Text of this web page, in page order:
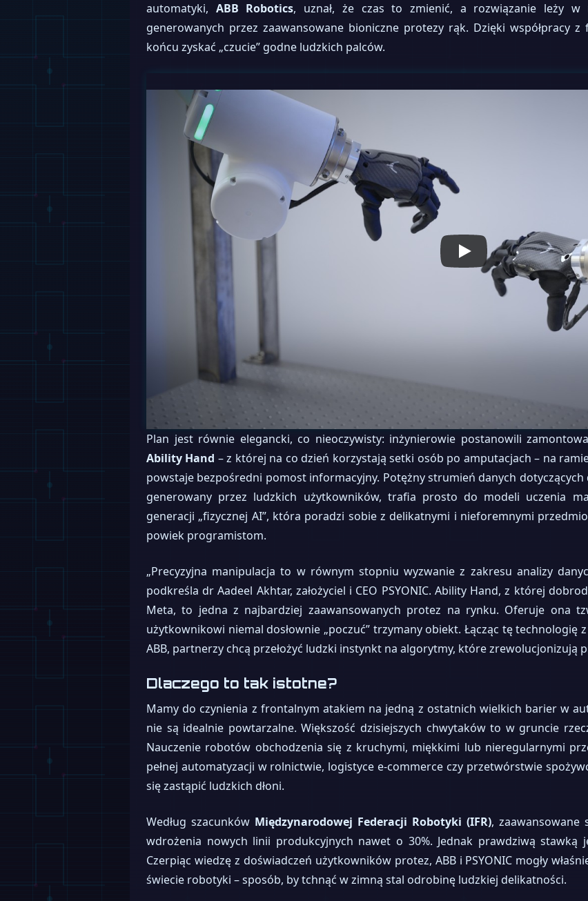
automatyki, ABB Robotics, uznał, że czas to zmienić, a rozwiązanie leży
generowanych przez zaawansowane bioniczne protezy rąk. Dzięki współpracy z
końcu zyskać „czucie” godne ludzkich palców.
Plan jest równie elegancki, co nieoczywisty: inżynierowie postanowili
Ability Hand – z której na co dzień korzystają setki osób po amputacjach – na
powstaje bezpośredni pomost informacyjny. Potężny strumień danych dotyczących
generowany przez ludzkich użytkowników, trafia prosto do modeli uczenia
generacji „fizycznej AI”, która poradzi sobie z delikatnymi i nieforemnymi
powiek programistom.
„Precyzyjna manipulacja to w równym stopniu wyzwanie z zakresu analizy
podkreśla dr Aadeel Akhtar, założyciel i CEO PSYONIC. Ability Hand, z której
Meta, to jedna z najbardziej zaawansowanych protez na rynku. Oferuje ona
użytkownikowi niemal dosłownie „poczuć” trzymany obiekt. Łącząc tę technologię
ABB, partnerzy chcą przełożyć ludzki instynkt na algorytmy, które zrewolucjonizują
Dlaczego to tak istotne?
Mamy do czynienia z frontalnym atakiem na jedną z ostatnich wielkich barier w
nie są idealnie powtarzalne. Większość dzisiejszych chwytaków to w gruncie
Nauczenie robotów obchodzenia się z kruchymi, miękkimi lub nieregularnymi
pełnej automatyzacji w rolnictwie, logistyce e-commerce czy przetwórstwie
się zastąpić ludzkich dłoni.
Według szacunków Międzynarodowej Federacji Robotyki (IFR), zaawansowane
wdrożenia nowych linii produkcyjnych nawet o 30%. Jednak prawdziwą stawką
Czerpiąc wiedzę z doświadczeń użytkowników protez, ABB i PSYONIC mogły
świecie robotyki – sposób, by tchnąć w zimną stal odrobinę ludzkiej delikatności.